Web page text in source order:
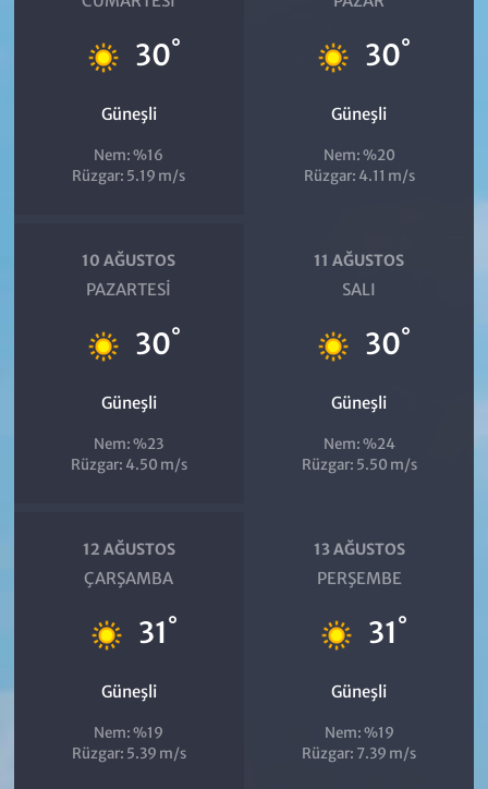
30°
Güneşli
Nem: %16
Rüzgar: 5.19 m/s
30°
Güneşli
Nem: %20
Rüzgar: 4.11 m/s
10 AĞUSTOS
PAZARTESI
30°
Güneşli
Nem: %23
Rüzgar: 4.50 m/s
11 AĞUSTOS
SALI
30°
Güneşli
Nem: %24
Rüzgar: 5.50 m/s
12 AĞUSTOS
ÇARŞAMBA
31°
Güneşli
Nem: %19
Rüzgar: 5.39 m/s
13 AĞUSTOS
PERŞEMBE
31°
Güneşli
Nem: %19
Rüzgar: 7.39 m/s